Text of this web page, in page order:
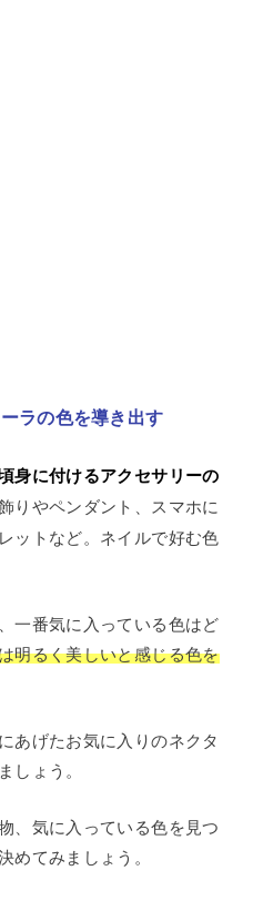
ラの色を導き出す
身に付けるアクセサリーの
りやペンダント、スマホに
ットなど。ネイルで好む色
一番気に入っている色はど
明るく美しいと感じる色を
あげたお気に入りのネクタ
しょう。
、気に入っている色を見つ
めてみましょう。